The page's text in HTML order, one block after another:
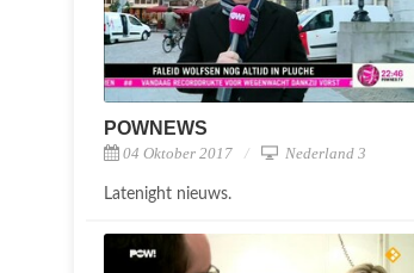
POWNEWS
04 Oktober 2017 Nederland 3
Latenight nieuws.